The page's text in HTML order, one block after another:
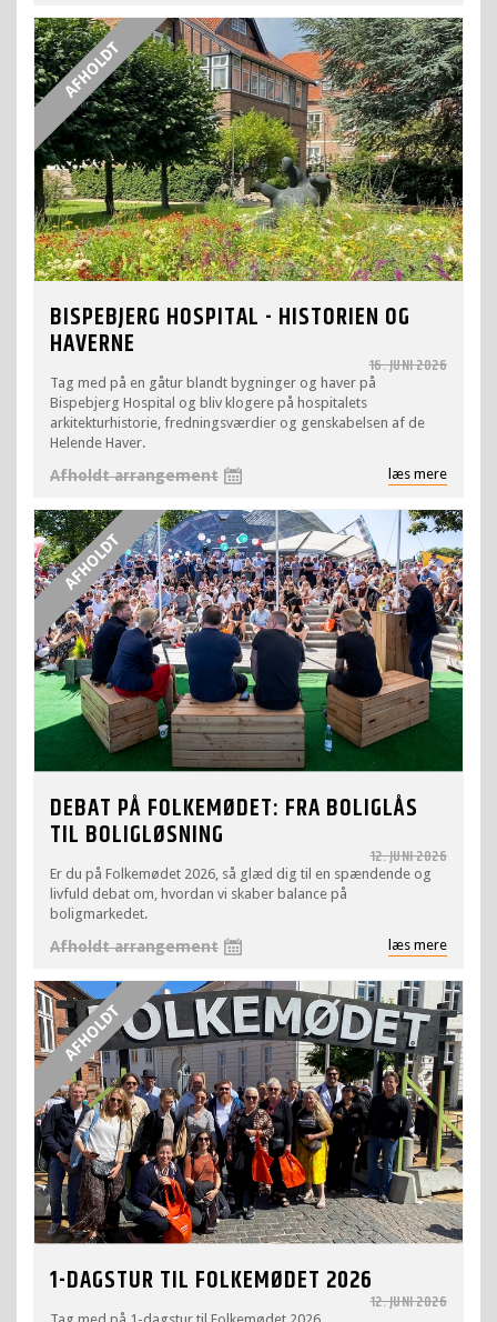
BISPEBJERG HOSPITAL - HISTORIEN OG
HAVERNE
16. JUNI 2026
Tag med på en gåtur blandt bygninger og haver på
Bispebjerg Hospital og bliv klogere på hospitalets
arkitekturhistorie, fredningsværdier og genskabelsen af de
Helende Haver.
læs mere
Afholdt arrangement
DEBAT PÅ FOLKEMØDET: FRA BOLIGLÅS
TIL BOLIGLØSNING
12. JUNI 2026
Er du på Folkemødet 2026, så glæd dig til en spændende og
livfuld debat om, hvordan vi skaber balance på
boligmarkedet.
læs mere
Afholdt arrangement
1-DAGSTUR TIL FOLKEMØDET 2026
12. JUNI 2026